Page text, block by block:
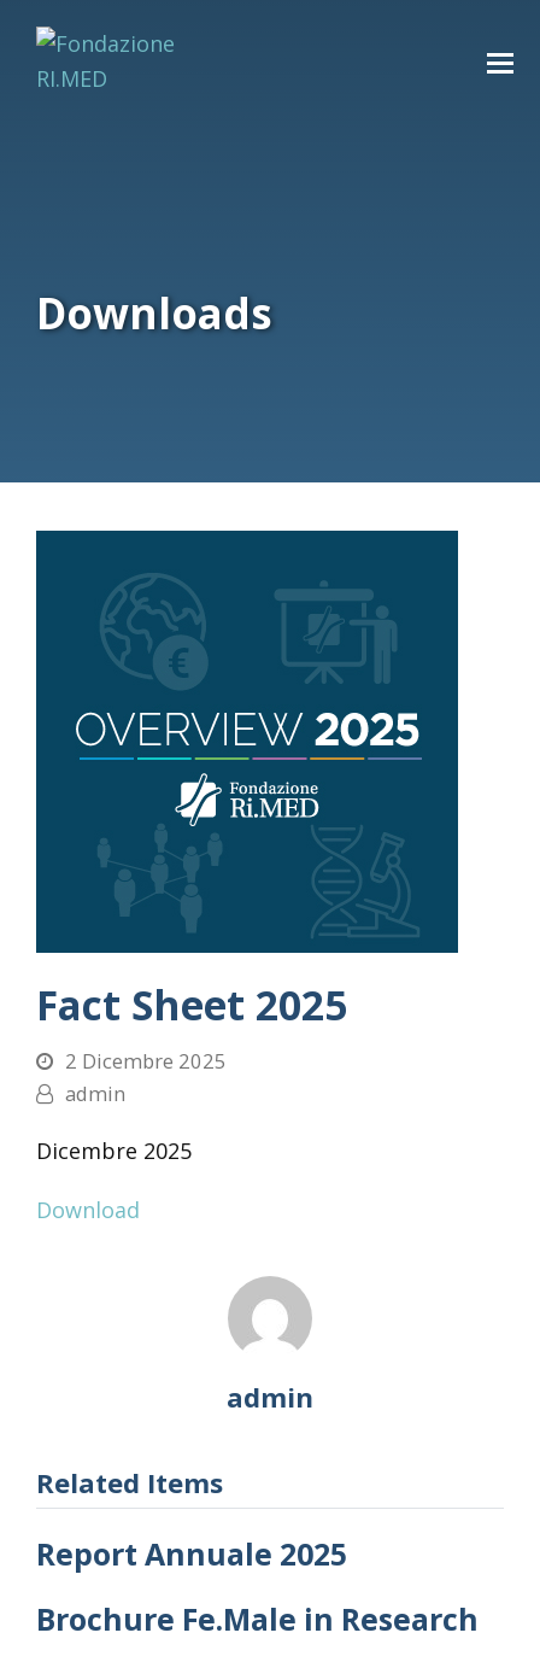
Downloads
Fact Sheet 2025
2 Dicembre 2025
admin
Dicembre 2025
Download
admin
Related Items
Report Annuale 2025
Brochure Fe.Male in Research